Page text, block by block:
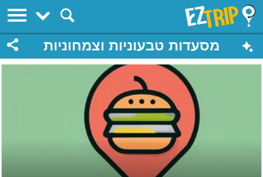
EZTrip
מסעדות טבעוניות וצמחוניות